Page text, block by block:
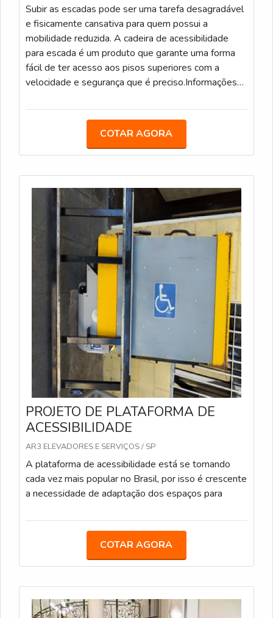
Subir as escadas pode ser uma tarefa desagradável
e fisicamente cansativa para quem possui a
mobilidade reduzida. A cadeira de acessibilidade
para escada é um produto que garante uma forma
fácil de ter acesso aos pisos superiores com a
velocidade e segurança que é preciso.Informações
compacto, a cadeira e os trilhos que ela precisa para
com que a escada fique sem quaisquer obstáculos.
Esse item a
COTAR AGORA
PROJETO DE PLATAFORMA DE
ACESSIBILIDADE
AR3 ELEVADORES E SERVIÇOS / SP
A plataforma de acessibilidade está se tornando
cada vez mais popular no Brasil, por isso é crescente
a necessidade de adaptação dos espaços para
COTAR AGORA